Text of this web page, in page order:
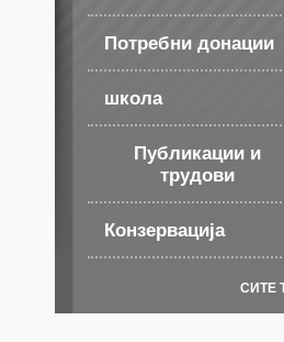
Потребни донации
школа
Публикации и
трудови
Конзервација
СИТЕ